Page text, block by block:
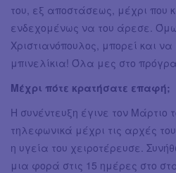
του, εξ αποστάσεως, μέχρι που
ενδεχομένως να του άρεσε.
Χριστιανόπουλος, μπορεί και
μπινελίκια! Όλα μες στο
Μέχρι πότε κρατήσατε επαφή;
Η συνέντευξη έγινε τον Μάρτιο
τηλεφωνικά μέχρι τις αρχές
η υγεία του χειροτέρευσε.
μια φορά στις 15 ημέρες στο